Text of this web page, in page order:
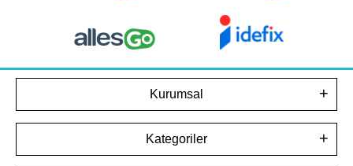
Kurumsal
Kategoriler